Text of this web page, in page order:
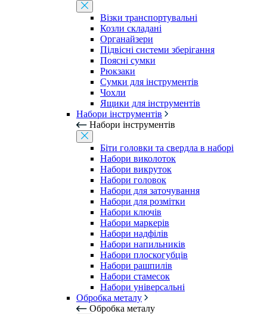
Візки транспортувальні
Козли складані
Органайзери
Підвісні системи зберігання
Поясні сумки
Рюкзаки
Сумки для інструментів
Чохли
Ящики для інструментів
Набори інструментів
Набори інструментів
Біти головки та свердла в наборі
Набори виколоток
Набори викруток
Набори головок
Набори для заточування
Набори для розмітки
Набори ключів
Набори маркерів
Набори надфілів
Набори напильників
Набори плоскогубців
Набори рашпилів
Набори стамесок
Набори універсальні
Обробка металу
Обробка металу